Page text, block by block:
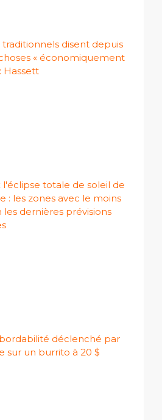
disent depuis
« économiquement
Hassett
l'éclipse totale de soleil de
: les zones avec le moins
les dernières prévisions
déclenché par
sur un burrito à 20 $